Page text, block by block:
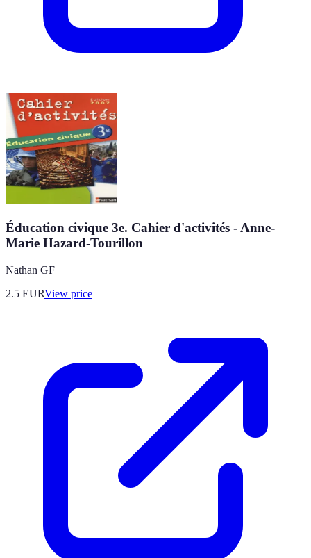
Éducation civique 3e. Cahier d'activités - Anne-
Marie Hazard-Tourillon
Nathan GF
2.5 EURView price